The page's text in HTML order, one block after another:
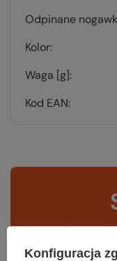
Odpinane
Kolor
Waga [g]
Kod EAN
czy
Konfiguracja